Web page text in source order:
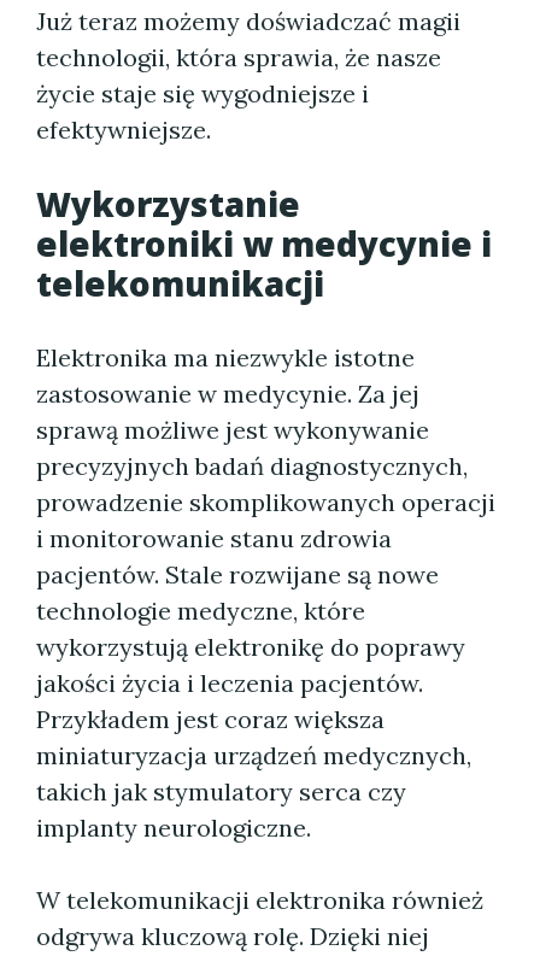
Już teraz możemy doświadczać magii
technologii, która sprawia, że nasze
życie staje się wygodniejsze i
efektywniejsze.
Wykorzystanie
elektroniki w medycynie i
telekomunikacji
Elektronika ma niezwykle istotne
zastosowanie w medycynie. Za jej
sprawą możliwe jest wykonywanie
precyzyjnych badań diagnostycznych,
prowadzenie skomplikowanych operacji
i monitorowanie stanu zdrowia
pacjentów. Stale rozwijane są nowe
technologie medyczne, które
wykorzystują elektronikę do poprawy
jakości życia i leczenia pacjentów.
Przykładem jest coraz większa
miniaturyzacja urządzeń medycznych,
takich jak stymulatory serca czy
implanty neurologiczne.
W telekomunikacji elektronika również
odgrywa kluczową rolę. Dzięki niej